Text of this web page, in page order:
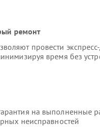
ремонт
провести
время без
на выполненные
неисправностей